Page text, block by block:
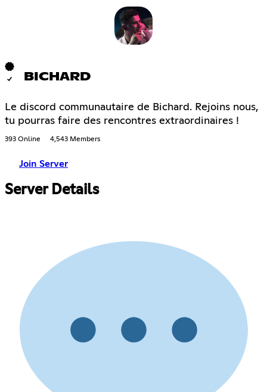
BICHARD
Le discord communautaire de Bichard. Rejoins nous,
tu pourras faire des rencontres extraordinaires !
393 Online 4,543 Members
Join Server
Server Details